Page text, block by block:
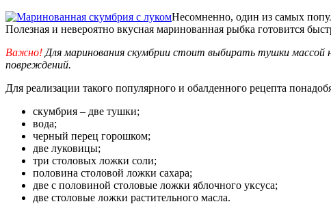
Несомненно, один из самых
Полезная и невероятно вкусная маринованная рыбка готовится
Важно! Для маринования скумбрии стоит выбирать тушки
повреждений.
Для реализации такого популярного и обалденного рецепта
скумбрия – две тушки;
вода;
черный перец горошком;
две луковицы;
три столовых ложки соли;
половина столовой ложки сахара;
две с половиной столовые ложки яблочного уксуса;
две столовые ложки растительного масла.